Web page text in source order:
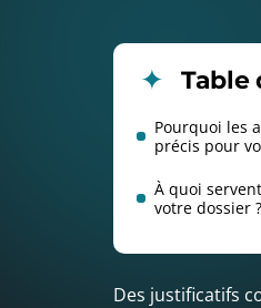
Table
Pourquoi les
précis pour
À quoi
votre dossier ?
Des justificatifs